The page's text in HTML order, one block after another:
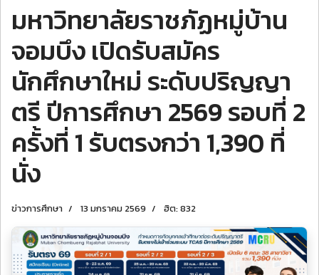
มหาวิทยาลัยราชภัฏหมู่บ้าน
จอมบึง เปิดรับสมัคร
นักศึกษาใหม่ ระดับปริญญา
ตรี ปีการศึกษา 2569 รอบที่ 2
ครั้งที่ 1 รับตรงกว่า 1,390 ที่
นั่ง
ข่าวการศึกษา 13 มกราคม 2569 ฮิต: 832